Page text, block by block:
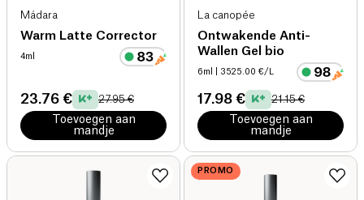
Mádara
Warm Latte Corrector
4ml
23.76 € 27.95 €
Toevoegen aan
mandje
La canopée
Ontwakende Anti-
Wallen Gel bio
6ml | 3525.00 €/L
17.98 € 21.15 €
Toevoegen aan
mandje
PROMO